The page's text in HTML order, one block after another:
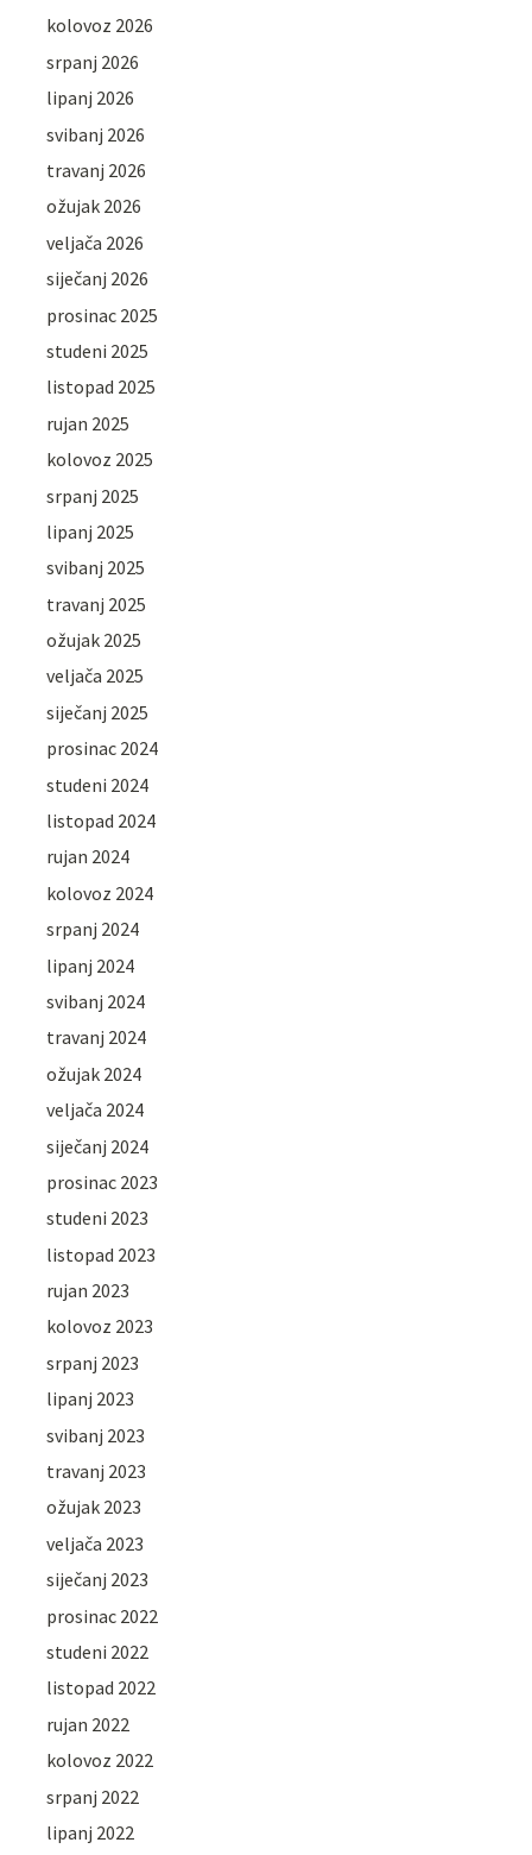
kolovoz 2026
srpanj 2026
lipanj 2026
svibanj 2026
travanj 2026
ožujak 2026
veljača 2026
siječanj 2026
prosinac 2025
studeni 2025
listopad 2025
rujan 2025
kolovoz 2025
srpanj 2025
lipanj 2025
svibanj 2025
travanj 2025
ožujak 2025
veljača 2025
siječanj 2025
prosinac 2024
studeni 2024
listopad 2024
rujan 2024
kolovoz 2024
srpanj 2024
lipanj 2024
svibanj 2024
travanj 2024
ožujak 2024
veljača 2024
siječanj 2024
prosinac 2023
studeni 2023
listopad 2023
rujan 2023
kolovoz 2023
srpanj 2023
lipanj 2023
svibanj 2023
travanj 2023
ožujak 2023
veljača 2023
siječanj 2023
prosinac 2022
studeni 2022
listopad 2022
rujan 2022
kolovoz 2022
srpanj 2022
lipanj 2022